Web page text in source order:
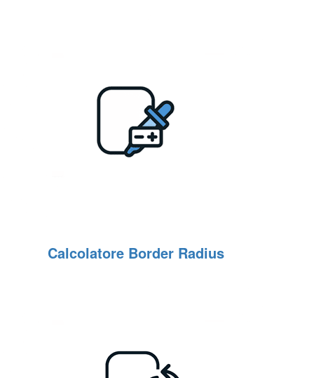
Calcolatore Border Radius